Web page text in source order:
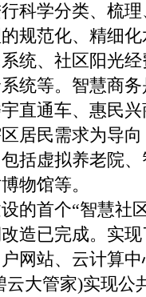
科学分类、梳
规范化、精细
统、社区阳光
统等。智慧商
直通车、惠民
居民需求为导
括虚拟养老院
物馆等。
的首个“智慧
造已完成。实
网站、云计算
大管家)实现公